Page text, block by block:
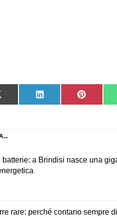
Share
on
Share
on
batterie: a Brindisi nasce una
rare: perché contano sempre